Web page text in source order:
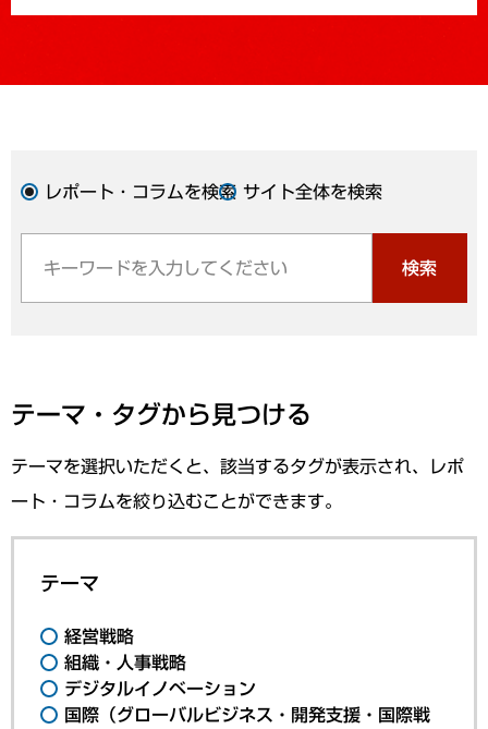
レポート・コラムを検索 サイト全体を検索
検索
テーマ・タグから見つける
テーマを選択いただくと、該当するタグが表示され、レポ
ート・コラムを絞り込むことができます。
テーマ
経営戦略
組織・人事戦略
デジタルイノベーション
国際（グローバルビジネス・開発支援・国際戦